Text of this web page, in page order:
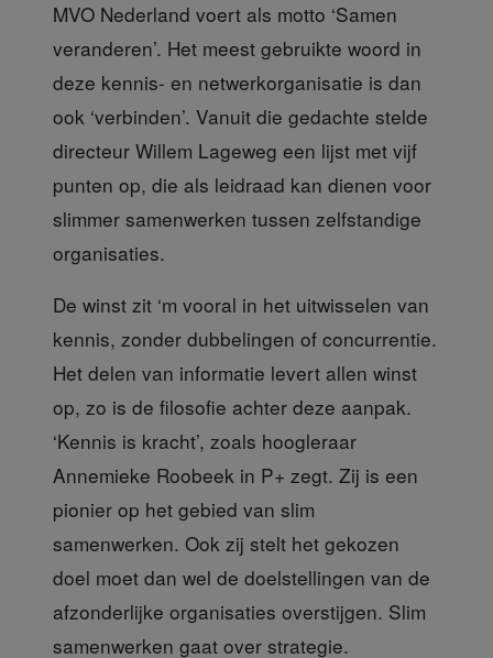
MVO Nederland voert als motto ‘Samen
veranderen’. Het meest gebruikte woord in
deze kennis- en netwerkorganisatie is dan
ook ‘verbinden’. Vanuit die gedachte stelde
directeur Willem Lageweg een lijst met vijf
punten op, die als leidraad kan dienen voor
slimmer samenwerken tussen zelfstandige
organisaties.
De winst zit ‘m vooral in het uitwisselen van
kennis, zonder dubbelingen of concurrentie.
Het delen van informatie levert allen winst
op, zo is de filosofie achter deze aanpak.
‘Kennis is kracht’, zoals hoogleraar
Annemieke Roobeek in P+ zegt. Zij is een
pionier op het gebied van slim
samenwerken. Ook zij stelt het gekozen
doel moet dan wel de doelstellingen van de
afzonderlijke organisaties overstijgen. Slim
samenwerken gaat over strategie.